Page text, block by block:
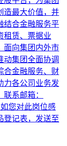
造最大价值，并
结合金融服务平
租赁、票据业
面向集团内外市
动集团全面协调
合金融服务、财
力各公司业务发
系邮箱：
如您对此岗位感
登记表，发送至